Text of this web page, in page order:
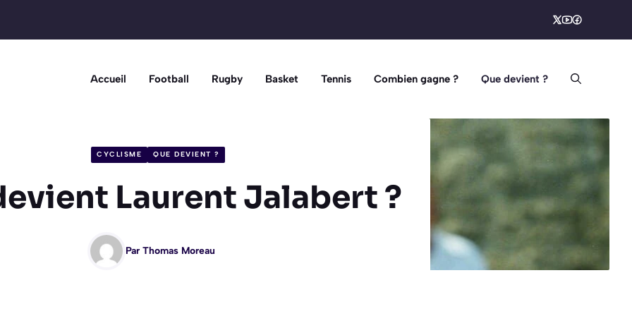
Accueil Football Rugby Basket Tennis Combien gagne ? Que devient ?
CYCLISME QUE DEVIENT ?
Laurent Jalabert ?
Par Thomas Moreau